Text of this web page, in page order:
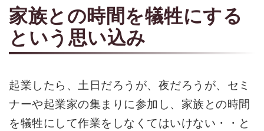
家族との時間を犠牲にする
という思い込み
起業したら、土日だろうが、夜だろうが、セミ
ナーや起業家の集まりに参加し、家族との時間
を犠牲にして作業をしなくてはいけない・・と